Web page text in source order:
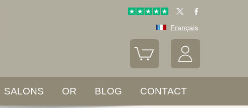
Français
SALONS OR BLOG CONTACT